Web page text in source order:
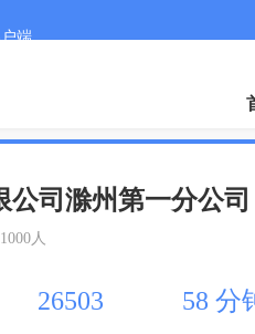
端
司滁州第一分公司
1000人
26503 58 分